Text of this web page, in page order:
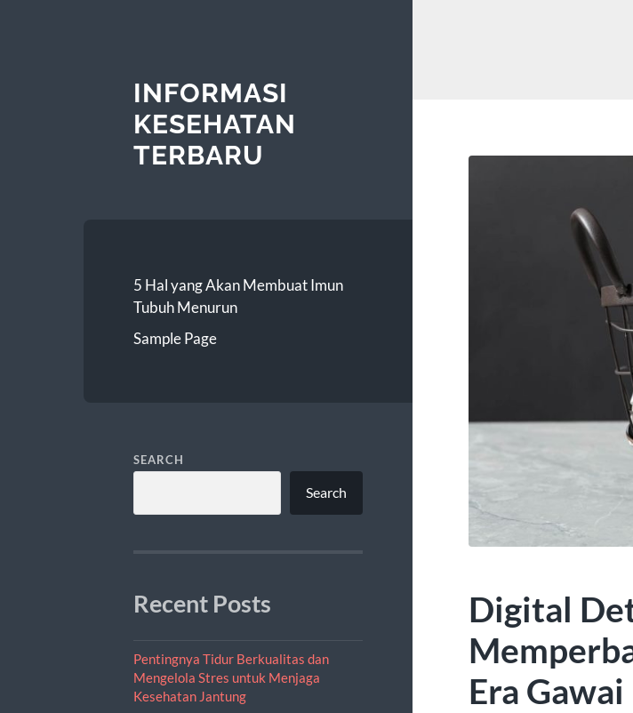
INFORMASI
KESEHATAN
TERBARU
5 Hal yang Akan Membuat Imun
Tubuh Menurun
Sample Page
SEARCH
Search
Recent Posts
Pentingnya Tidur Berkualitas dan
Mengelola Stres untuk Menjaga
Kesehatan Jantung
Digital
Era Gawai